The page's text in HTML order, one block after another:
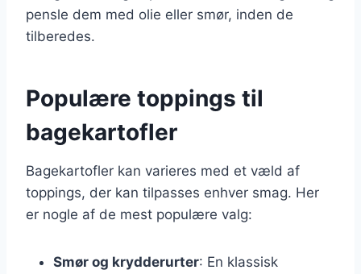
pensle dem med olie eller smør, inden de
tilberedes.
Populære toppings til
bagekartofler
Bagekartofler kan varieres med et væld af
toppings, der kan tilpasses enhver smag. Her
er nogle af de mest populære valg:
Smør og krydderurter: En klassisk